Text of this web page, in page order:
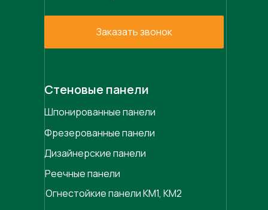
Заказать звонок
Стеновые панели
Фрезерованные панели
Шпонированные панели
Дизайнерские панели
Реечные панели
Огнестойкие панели КМ1, КМ2